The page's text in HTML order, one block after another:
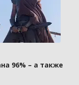
96% – а также